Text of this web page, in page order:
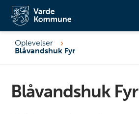
Oplevelser
Blåvandshuk Fyr
Blåvandshuk Fyr